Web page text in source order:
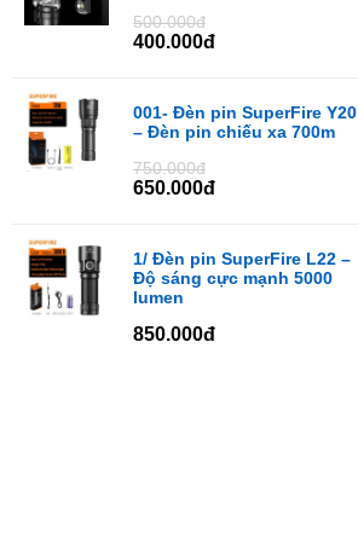
500.000đ
400.000đ
001- Đèn pin SuperFire Y20
– Đèn pin chiếu xa 700m
750.000đ
650.000đ
1/ Đèn pin SuperFire L22 –
Độ sáng cực mạnh 5000
lumen
850.000đ